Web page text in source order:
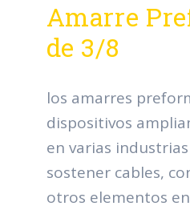
Amarre
de 3/8
los amarres
dispositivos
en varias
sostener cables,
otros elementos